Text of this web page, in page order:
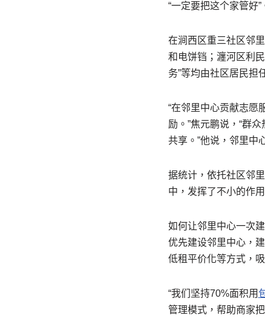
“一定要把这个家管好”
在涧西区重三社区邻
和电饼铛；瀍河区利民
务”等均由社区居民担
“在邻里中心贡献志愿
励。”焦元鹏说，“群
共享。”他说，邻里中
据统计，依托社区邻
中，发挥了不小的作用
如何让邻里中心一次
优先建设邻里中心，
低租平价化等方式，
“我们坚持70%面积用
管理模式，帮助商家